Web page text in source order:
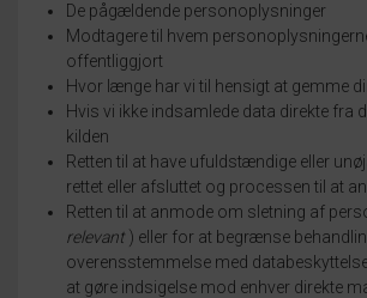
De pågældende personoplysninger
Modtagere til hvem
offentliggjort
Hvor længe har vi til hensigt at gemme
Hvis vi ikke indsamlede data direkte fra
kilden
Retten til at have ufuldstændige eller
rettet eller afsluttet og processen til at
Retten til at anmode om sletning af
relevant ) eller for at begrænse
overensstemmelse med
at gøre indsigelse mod enhver direkte